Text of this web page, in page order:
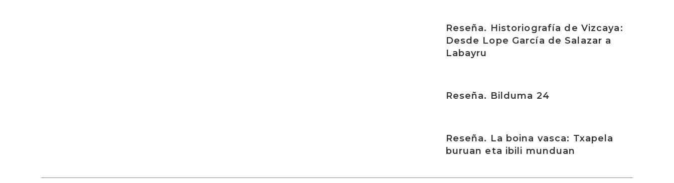
Reseña. Historiografía de Vizcaya:
Desde Lope García de Salazar a
Labayru
Reseña. Bilduma 24
Reseña. La boina vasca: Txapela
buruan eta ibili munduan